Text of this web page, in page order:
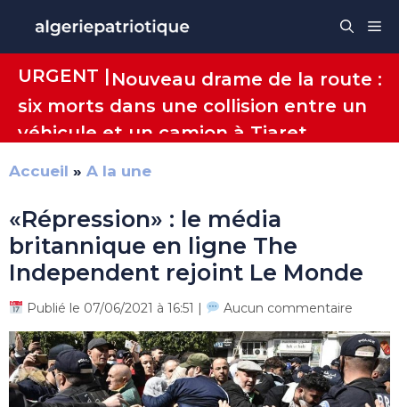
contenu
URGENT | Nouveau drame de la route :
six morts dans une collision entre un
véhicule et un camion à Tiaret
Accueil » A la une
«Répression» : le média
britannique en ligne The
Independent rejoint Le Monde
Publié le 07/06/2021 à 16:51 | Aucun commentaire